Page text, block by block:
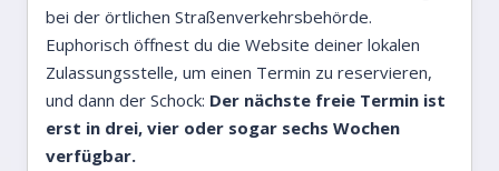
bei der örtlichen Straßenverkehrsbehörde.
Euphorisch öffnest du die Website deiner lokalen
Zulassungsstelle, um einen Termin zu reservieren,
und dann der Schock: Der nächste freie Termin ist
erst in drei, vier oder sogar sechs Wochen
verfügbar.